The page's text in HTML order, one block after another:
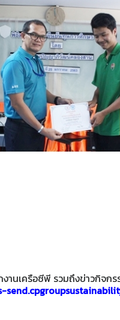
านเครือซีพี รวมถึงข่าวกิจก